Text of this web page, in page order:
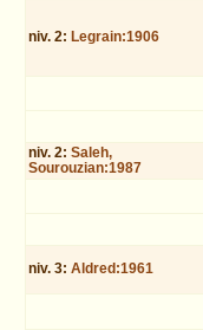
niv. 2: Legrain:1906
niv. 2:Saleh,
Sourouzian:1987
niv. 3:Aldred:1961